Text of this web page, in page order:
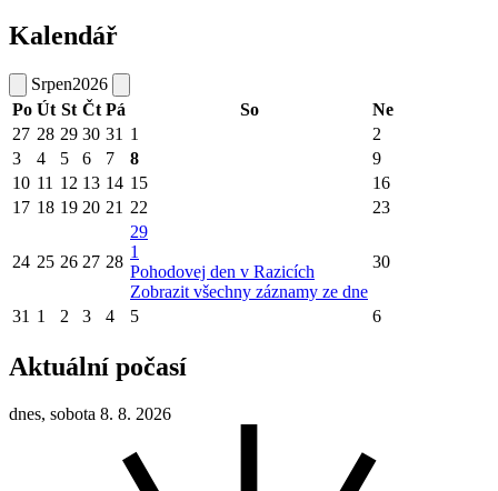
Kalendář
Srpen2026
Po Út St Čt Pá So
Ne
27 28 29 30 31 1
2
3
4 5 6 7 8
9
10 11 12 13 14 15
16
17 18 19 20 21 22 23
24 25 26 27 28
29
1
Pohodovej den v Razicích
Zobrazit všechny záznamy ze dne
30
31 1 2 3 4 5 6
Aktuální počasí
dnes, sobota 8. 8. 2026